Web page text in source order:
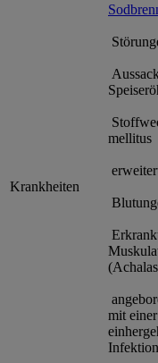
Krankheiten
mellitus
mit